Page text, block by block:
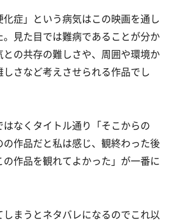
症」という病気はこの映画を通し
。見た目では難病であることが分か
との共存の難しさや、周囲や環境か
しさなど考えさせられる作品でし
はなくタイトル通り「そこからの
の作品だと私は感じ、観終わった後
の作品を観れてよかった」が一番に
しまうとネタバレになるのでこれ以